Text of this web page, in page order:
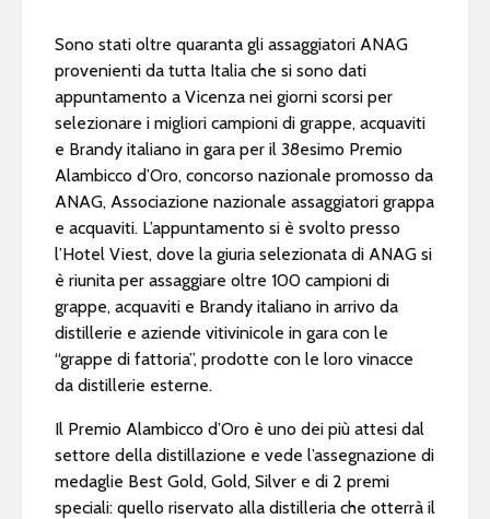
Sono stati oltre quaranta gli assaggiatori ANAG
provenienti da tutta Italia che si sono dati
appuntamento a Vicenza nei giorni scorsi per
selezionare i migliori campioni di grappe, acquaviti
e Brandy italiano in gara per il 38esimo Premio
Alambicco d’Oro, concorso nazionale promosso da
ANAG, Associazione nazionale assaggiatori grappa
e acquaviti. L’appuntamento si è svolto presso
l’Hotel Viest, dove la giuria selezionata di ANAG si
è riunita per assaggiare oltre 100 campioni di
grappe, acquaviti e Brandy italiano in arrivo da
distillerie e aziende vitivinicole in gara con le
“grappe di fattoria”, prodotte con le loro vinacce
da distillerie esterne.
Il Premio Alambicco d’Oro è uno dei più attesi dal
settore della distillazione e vede l’assegnazione di
medaglie Best Gold, Gold, Silver e di 2 premi
speciali: quello riservato alla distilleria che otterrà il